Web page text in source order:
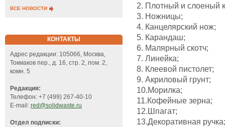
ВСЕ НОВОСТИ
КОНТАКТЫ
Адрес редакции: 105066, Москва,
Токмаков пер., д. 16, стр. 2, пом. 2,
комн. 5
Редакция:
Телефон: +7 (499) 267-40-10
E-mail: red@solidwaste.ru
Отдел подписки:
2. Плотный и слоеный
3. Ножницы;
4. Канцелярский нож;
5. Карандаш;
6. Малярный скотч;
7. Линейка;
8. Клеевой пистолет;
9. Акриловый грунт;
10.Морилка;
11.Кофейные зерна;
12.Шпагат;
13.Декоративная ручка;